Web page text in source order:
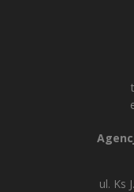
ul. Ks